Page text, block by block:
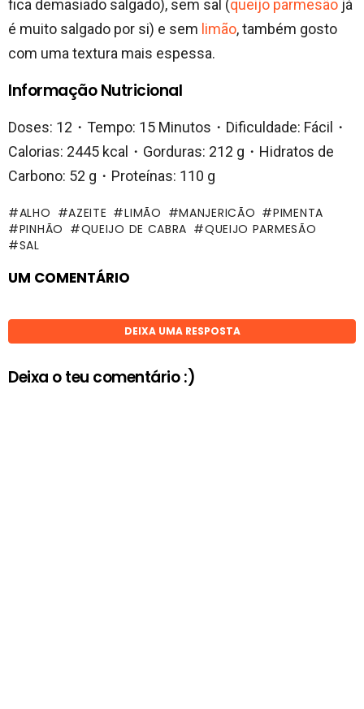
fica demasiado salgado), sem sal (queijo parmesão já
é muito salgado por si) e sem limão, também gosto
com uma textura mais espessa.
Informação Nutricional
Doses: 12・Tempo: 15 Minutos・Dificuldade: Fácil・
Calorias: 2445 kcal・Gorduras: 212 g・Hidratos de
Carbono: 52 g・Proteínas: 110 g
ALHO AZEITE LIMÃO MANJERICÃO
PIMENTA
PINHÃO
QUEIJO DE CABRA
QUEIJO PARMESÃO
SAL
UM COMENTÁRIO
DEIXA UMA RESPOSTA
Deixa o teu comentário :)